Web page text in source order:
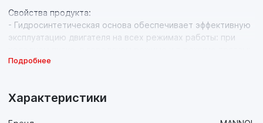
Свойства продукта:
- Гидросинтетическая основа обеспечивает эффективную
эксплуатацию двигателя на всех режимах работы: при
- Содержит органический и неорганический молибден,
всех режимах работы двигателя за счет формирования на
Подробнее
Характеристики